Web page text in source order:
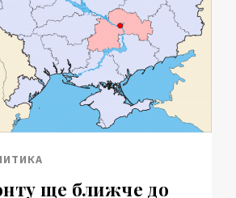
ще ближче до